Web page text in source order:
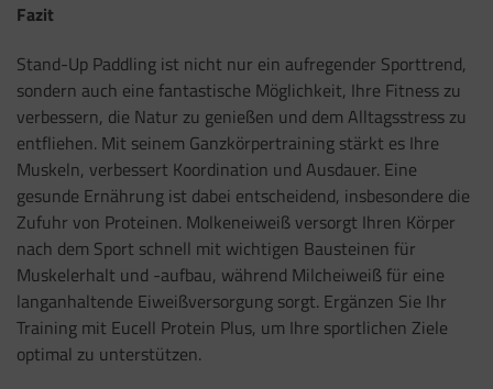
Fazit
Stand-Up Paddling ist nicht nur ein aufregender Sporttrend,
sondern auch eine fantastische Möglichkeit, Ihre Fitness zu
verbessern, die Natur zu genießen und dem Alltagsstress zu
entfliehen. Mit seinem Ganzkörpertraining stärkt es Ihre
Muskeln, verbessert Koordination und Ausdauer. Eine
gesunde Ernährung ist dabei entscheidend, insbesondere die
Zufuhr von Proteinen. Molkeneiweiß versorgt Ihren Körper
nach dem Sport schnell mit wichtigen Bausteinen für
Muskelerhalt und -aufbau, während Milcheiweiß für eine
langanhaltende Eiweißversorgung sorgt. Ergänzen Sie Ihr
Training mit Eucell Protein Plus, um Ihre sportlichen Ziele
optimal zu unterstützen.